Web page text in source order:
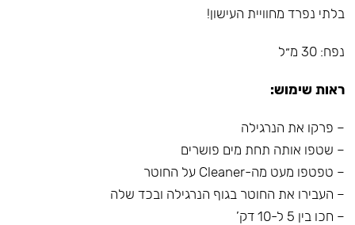
בלתי נפרד מחוויית העישון!
נפח: 30 מ״ל
ראות שימוש:
– פרקו את הנרגילה
– שטפו אותה תחת מים פושרים
– טפטפו מעט מה-Cleaner על החוטר
– העבירו את החוטר בגוף הנרגילה ובכד שלה
– חכו בין 5 ל-10 דק’